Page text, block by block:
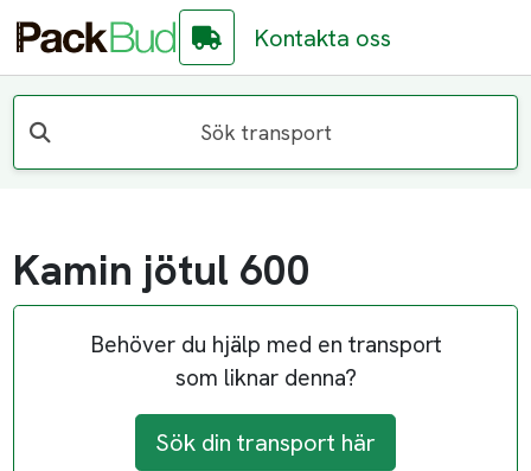
Kontakta oss
Sök transport
Kamin jötul 600
Behöver du hjälp med en transport
som liknar denna?
Sök din transport här